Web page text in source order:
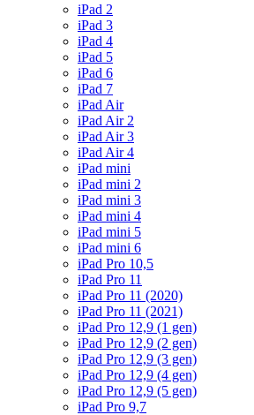
iPad 2
iPad 3
iPad 4
iPad 5
iPad 6
iPad 7
iPad Air
iPad Air 2
iPad Air 3
iPad Air 4
iPad mini
iPad mini 2
iPad mini 3
iPad mini 4
iPad mini 5
iPad mini 6
iPad Pro 10,5
iPad Pro 11
iPad Pro 11 (2020)
iPad Pro 11 (2021)
iPad Pro 12,9 (1 gen)
iPad Pro 12,9 (2 gen)
iPad Pro 12,9 (3 gen)
iPad Pro 12,9 (4 gen)
iPad Pro 12,9 (5 gen)
iPad Pro 9,7